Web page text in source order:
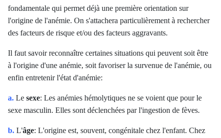
fondamentale qui permet déjà une première orientation sur
l'origine de l'anémie. On s'attachera particulièrement à rechercher
des facteurs de risque et/ou des facteurs aggravants.
Il faut savoir reconnaître certaines situations qui peuvent soit être
à l'origine d'une anémie, soit favoriser la survenue de l'anémie, ou
enfin entretenir l'état d'anémie:
a. Le sexe: Les anémies hémolytiques ne se voient que pour le
sexe masculin. Elles sont déclenchées par l'ingestion de fèves.
b. L'âge: L'origine est, souvent, congénitale chez l'enfant. Chez